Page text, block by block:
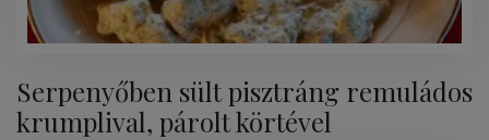
Serpenyőben sült pisztráng remuládos
krumplival, párolt körtével